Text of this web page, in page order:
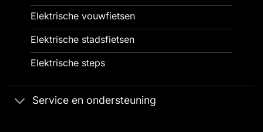
Elektrische vouwfietsen
Elektrische stadsfietsen
Elektrische steps
Service en ondersteuning